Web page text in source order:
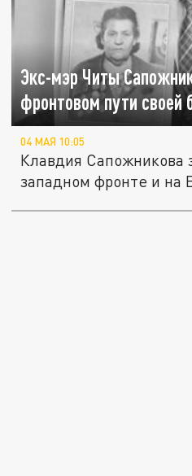
Экс-мэр Читы
фронтовом пути своей
04 МАЯ 10:05
Клавдия
западном фронте и на